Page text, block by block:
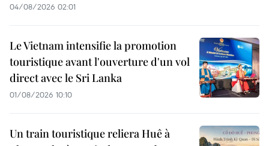
04/08/2026 02:01
Le Vietnam intensifie la promotion
touristique avant l'ouverture d'un vol
direct avec le Sri Lanka
01/08/2026 10:10
Un train touristique reliera Huê à